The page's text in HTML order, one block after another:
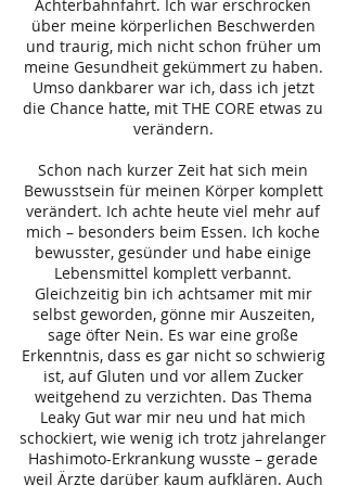
Achterbahnfahrt. Ich war erschrocken
über meine körperlichen Beschwerden
und traurig, mich nicht schon früher um
meine Gesundheit gekümmert zu haben.
Umso dankbarer war ich, dass ich jetzt
die Chance hatte, mit THE CORE etwas zu
verändern.
Schon nach kurzer Zeit hat sich mein
Bewusstsein für meinen Körper komplett
verändert. Ich achte heute viel mehr auf
mich – besonders beim Essen. Ich koche
bewusster, gesünder und habe einige
Lebensmittel komplett verbannt.
Gleichzeitig bin ich achtsamer mit mir
selbst geworden, gönne mir Auszeiten,
sage öfter Nein. Es war eine große
Erkenntnis, dass es gar nicht so schwierig
ist, auf Gluten und vor allem Zucker
weitgehend zu verzichten. Das Thema
Leaky Gut war mir neu und hat mich
schockiert, wie wenig ich trotz jahrelanger
Hashimoto-Erkrankung wusste – gerade
weil Ärzte darüber kaum aufklären. Auch